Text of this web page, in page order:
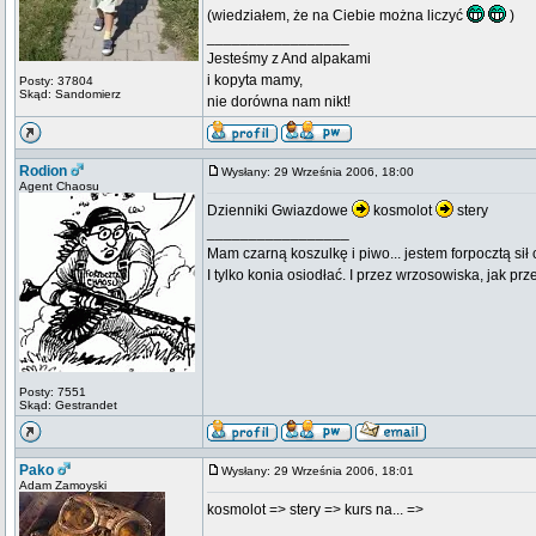
Posty: 37804
Skąd: Sandomierz
(wiedziałem, że na Ciebie można liczyć
)
Jesteśmy z And alpakami
i kopyta mamy,
nie dorówna nam nikt!
Rodion
Agent Chaosu
Posty: 7551
Skąd: Gestrandet
Wysłany: 29 Września 2006, 18:00
Dzienniki Gwiazdowe kosmolot
stery
Mam czarną koszulkę i piwo... jestem forpocztą sił
I tylko konia osiodłać. I przez wrzosowiska, jak
Pako
Adam Zamoyski
Wysłany: 29 Września 2006, 18:01
kosmolot => stery => kurs na... =>